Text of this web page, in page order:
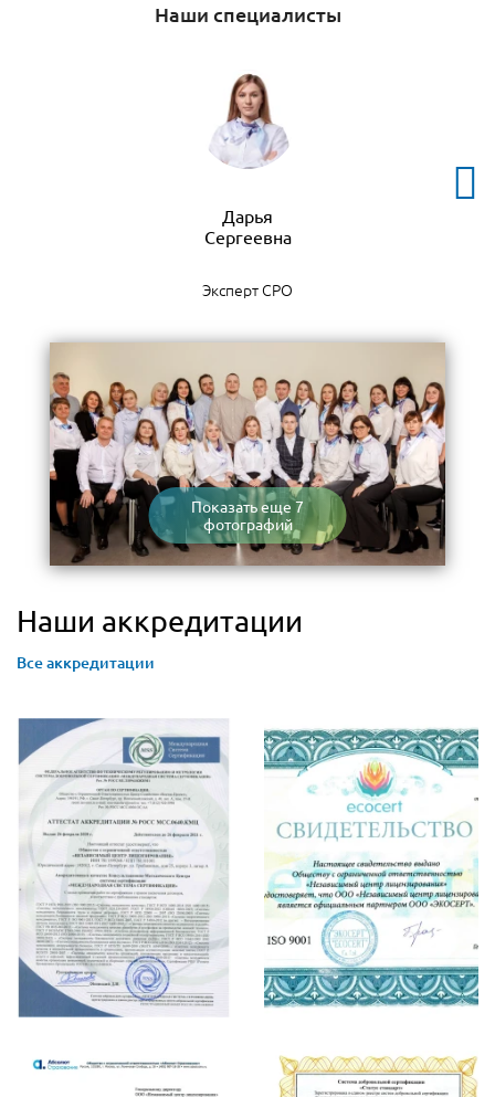
Наши специалисты
Дарья
Сергеевна
Эксперт СРО
Показать еще 7
фотографий
Наши аккредитации
Все аккредитации